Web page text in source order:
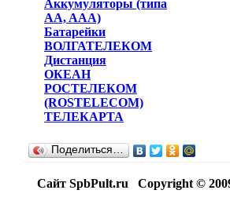
Аккумуляторы (типа
AA, AAA)
Батарейки
ВОЛГАТЕЛЕКОМ
Дистанция
ОКЕАН
РОСТЕЛЕКОМ
(ROSTELECOM)
ТЕЛЕКАРТА
Поделиться…
Сайт SpbPult.ru Copyright ©